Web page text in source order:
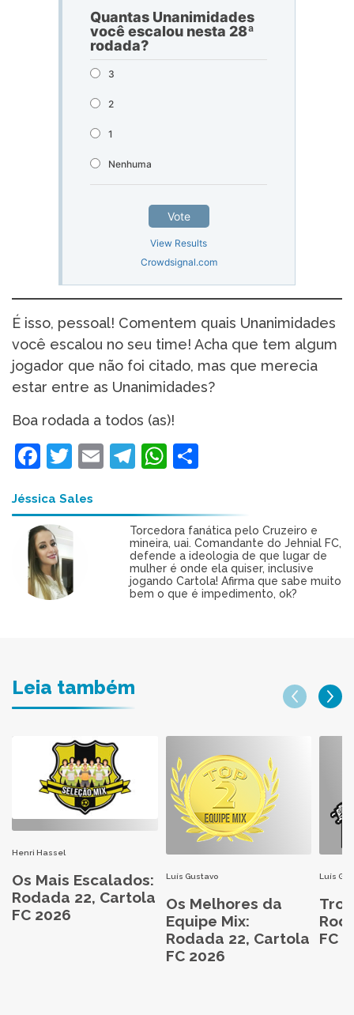
Quantas Unanimidades
você escalou nesta 28ª
rodada?
3
2
1
Nenhuma
Vote
View Results
Crowdsignal.com
É isso, pessoal! Comentem quais Unanimidades
você escalou no seu time! Acha que tem algum
jogador que não foi citado, mas que merecia
estar entre as Unanimidades?
Boa rodada a todos (as)!
Facebook
Twitter
EmailTelegram
WhatsApp
Jéssica Sales
Torcedora fanática pelo Cruzeiro e
mineira, uai. Comandante do Jehnial FC,
defende a ideologia de que lugar de
mulher é onde ela quiser, inclusive
jogando Cartola! Afirma que sabe muito
bem o que é impedimento, ok?
Leia também
Henri Hassel
Os Mais Escalados:
Rodada 22, Cartola
FC 2026
Luís Gustavo
Os Melhores da
Equipe Mix:
Rodada 22, Cartola
FC 2026
Luís
FC